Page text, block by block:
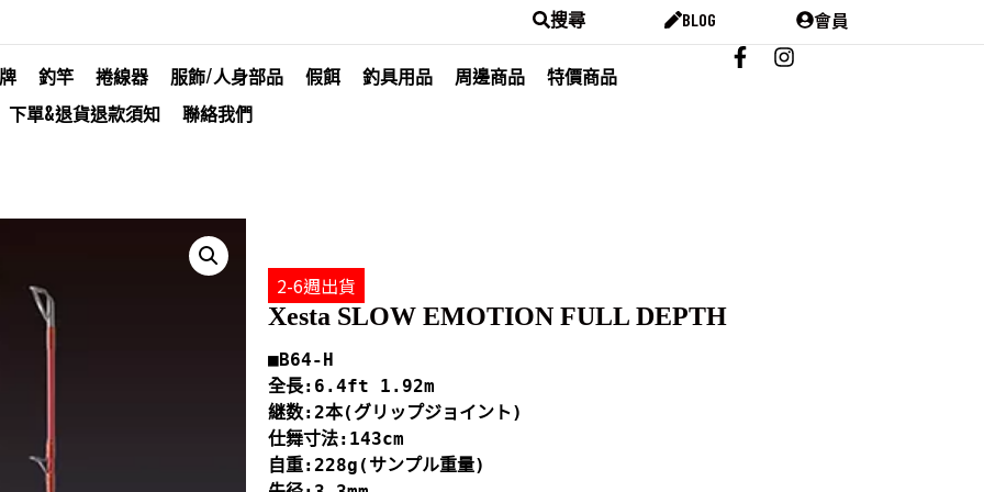
搜尋 BLOG 會員
釣竿 捲線器 服飾/人身部品 假餌 釣具用品 周邊商品
特價商品
下單&退貨退款須知
聯絡我們
2-6週出貨
Xesta SLOW EMOTION FULL DEPTH
■B64-H
全長:6.4ft 1.92m
継数:2本(グリップジョイント)
仕舞寸法:143cm
自重:228g(サンプル重量)